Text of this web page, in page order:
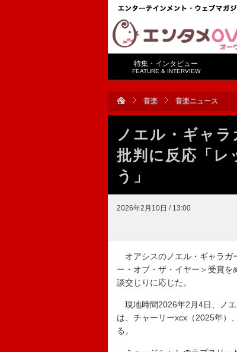
特集・インタビュー
FEATURE & INTERVIEW
音楽 音楽ニュース
ノエル・ギャ
批判に反応「レ
う」
2026年2月10日 / 13:00
オアシスのノエル・ギャラガ
ー・オブ・ザ・イヤー＞受賞
談交じりに応じた。
現地時間2026年2月4日、ノ
は、チャーリーxcx（2025年）
る。